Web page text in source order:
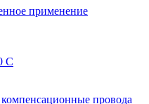
применение
С
провода